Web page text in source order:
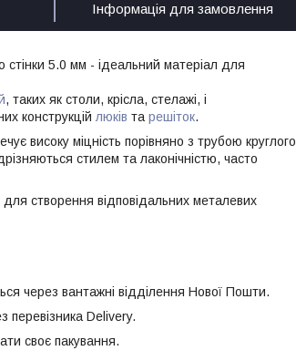
Інформація для замовлення
5.0 мм - ідеальний матеріал для
, таких як столи, крісла, стелажі, і
конструкцій люків та решіток.
високу міцність порівняно з трубою круглого
стилем та лаконічністю, часто
створення відповідальних металевих
через вантажні відділення Нової Пошти.
перевізника Delivery.
своє пакування.